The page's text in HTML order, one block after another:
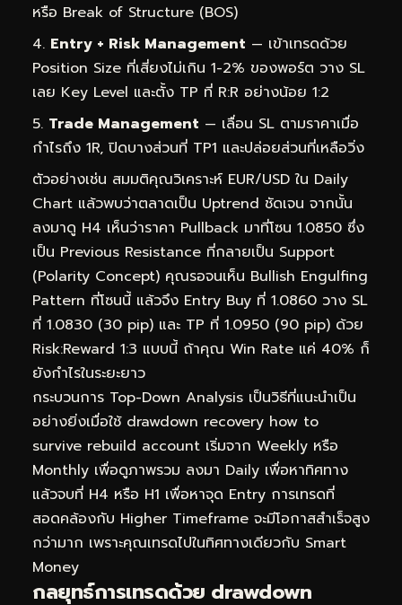
หรือ Break of Structure (BOS)
Entry + Risk Management — เข้าเทรดด้วย
Position Size ที่เสี่ยงไม่เกิน 1-2% ของพอร์ต วาง SL
เลย Key Level และตั้ง TP ที่ R:R อย่างน้อย 1:2
Trade Management — เลื่อน SL ตามราคาเมื่อ
กำไรถึง 1R, ปิดบางส่วนที่ TP1 และปล่อยส่วนที่เหลือวิ่ง
ตัวอย่างเช่น สมมติคุณวิเคราะห์ EUR/USD ใน Daily
Chart แล้วพบว่าตลาดเป็น Uptrend ชัดเจน จากนั้น
ลงมาดู H4 เห็นว่าราคา Pullback มาที่โซน 1.0850 ซึ่ง
เป็น Previous Resistance ที่กลายเป็น Support
(Polarity Concept) คุณรอจนเห็น Bullish Engulfing
Pattern ที่โซนนี้ แล้วจึง Entry Buy ที่ 1.0860 วาง SL
ที่ 1.0830 (30 pip) และ TP ที่ 1.0950 (90 pip) ด้วย
Risk:Reward 1:3 แบบนี้ ถ้าคุณ Win Rate แค่ 40% ก็
ยังกำไรในระยะยาว
กระบวนการ Top-Down Analysis เป็นวิธีที่แนะนำเป็น
อย่างยิ่งเมื่อใช้ drawdown recovery how to
survive rebuild account เริ่มจาก Weekly หรือ
Monthly เพื่อดูภาพรวม ลงมา Daily เพื่อหาทิศทาง
แล้วจบที่ H4 หรือ H1 เพื่อหาจุด Entry การเทรดที่
สอดคล้องกับ Higher Timeframe จะมีโอกาสสำเร็จสูง
กว่ามาก เพราะคุณเทรดไปในทิศทางเดียวกับ Smart
Money
กลยุทธ์การเทรดด้วย drawdown